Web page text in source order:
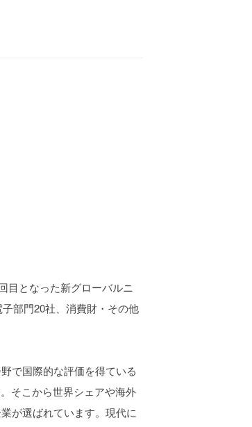
目となった新グローバルニ
部門20社、消費財・その他
で国際的な評価を得ている
そこから世界シェアや海外
が選ばれています。現代に